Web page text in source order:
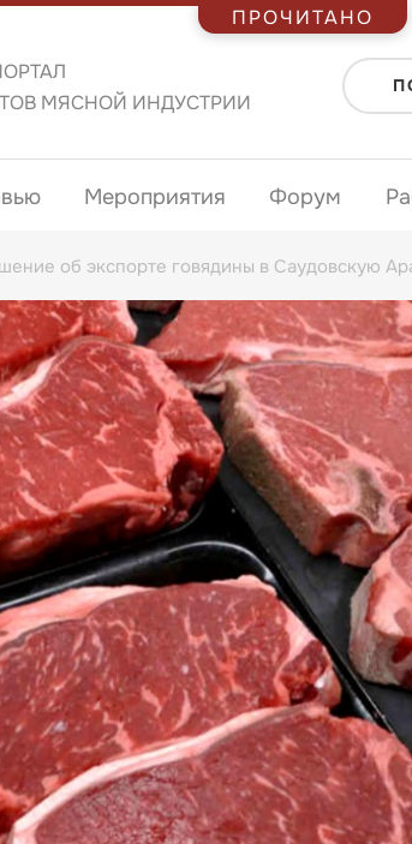
МЯСНОЙ ИНДУСТРИИ
Мероприятия Форум
об экспорте говядины в Саудовскую
ПРОЧИТАНО